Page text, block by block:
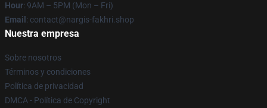
Hour: 9AM – 5PM (Mon – Fri)
Email : contact@nargis-fakhri.shop
Nuestra empresa
Sobre nosotros
Términos y condiciones
Política de privacidad
DMCA - Política de Copyright